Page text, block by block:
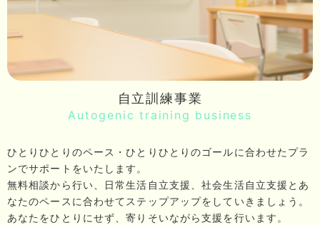
自立訓練事業
Autogenic training business
ひとりひとりのペース・ひとりひとりのゴールに合わせたプラ
ンでサポートをいたします。
無料相談から行い、日常生活自立支援、社会生活自立支援とあ
なたのペースに合わせてステップアップをしていきましょう。
あなたをひとりにせず、寄りそいながら支援を行います。